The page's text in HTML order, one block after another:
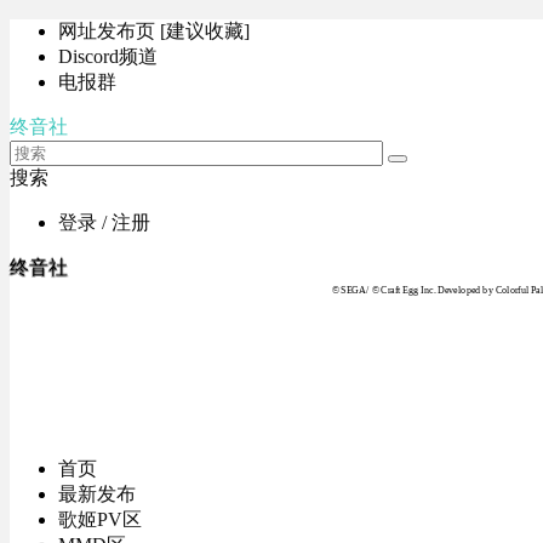
网址发布页 [建议收藏]
Discord频道
电报群
终音社
搜索
登录 / 注册
终音社
© SEGA / © Craft Egg Inc. Developed by Colorful
首页
最新发布
歌姬PV区